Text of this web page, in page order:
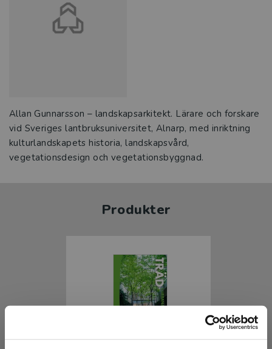
Allan Gunnarsson – landskapsarkitekt. Lärare och forskare
vid Sveriges lantbruksuniversitet, Alnarp, med inriktning
kulturlandskapets historia, landskapsvård,
vegetationsdesign och vegetationsbyggnad.
Produkter